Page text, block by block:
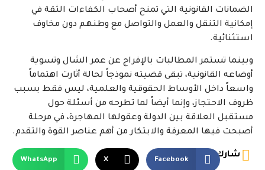
الضمانات القانونية التي تمنح أصحاب الكفاءات الثقة في
إمكانية التنقل والعمل والتواصل مع وطنهم دون مخاوف
استثنائية.
وبينما تستمر المطالبات بالإفراج عن عمر الشال وتسوية
أوضاعه القانونية، تبقى قضيته نموذجاً لحالة أثارت اهتماماً
واسعاً داخل الأوساط الحقوقية والعلمية، ليس فقط بسبب
ظروف الاحتجاز، وإنما أيضاً لما تطرحه من أسئلة حول
مستقبل العلاقة بين الدولة وعقولها المهاجرة، في مرحلة
أصبحت فيها المعرفة والابتكار من أهم عناصر القوة والتقدم.
شارك
Facebook
X
WhatsApp